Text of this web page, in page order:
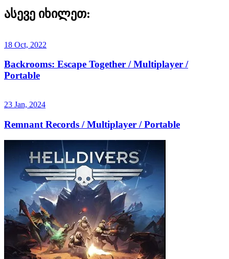
ასევე იხილეთ:
18 Oct, 2022
Backrooms: Escape Together / Multiplayer /
Portable
23 Jan, 2024
Remnant Records / Multiplayer / Portable